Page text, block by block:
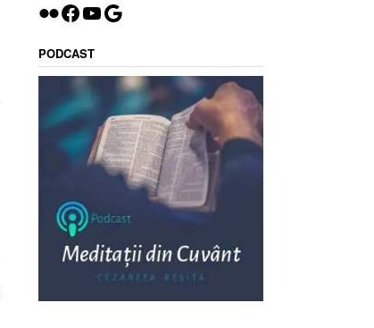
Flickr
Facebook
YouTube
Google
PODCAST